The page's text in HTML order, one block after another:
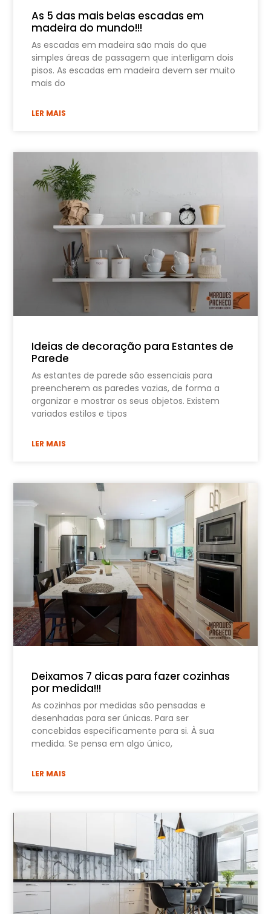
As 5 das mais belas escadas em
madeira do mundo!!!
As escadas em madeira são mais do que
simples áreas de passagem que interligam dois
pisos. As escadas em madeira devem ser muito
mais do
LER MAIS
Ideias de decoração para Estantes de
Parede
As estantes de parede são essenciais para
preencherem as paredes vazias, de forma a
organizar e mostrar os seus objetos. Existem
variados estilos e tipos
LER MAIS
Deixamos 7 dicas para fazer cozinhas
por medida!!!
As cozinhas por medidas são pensadas e
desenhadas para ser únicas. Para ser
concebidas especificamente para si. À sua
medida. Se pensa em algo único,
LER MAIS